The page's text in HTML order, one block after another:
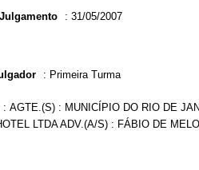
: 31/05/2007
: Primeira Turma
: AGTE.(S) : MUNICÍPIO DO RIO DE
LTDA ADV.(A/S) : FÁBIO DE